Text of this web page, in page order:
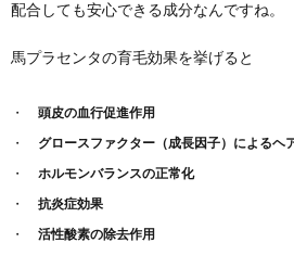
配合しても安心できる成分なんですね。
馬プラセンタの育毛効果を挙げると
頭皮の血行促進作用
グロースファクター（成長因子）によるヘ
ホルモンバランスの正常化
抗炎症効果
活性酸素の除去作用